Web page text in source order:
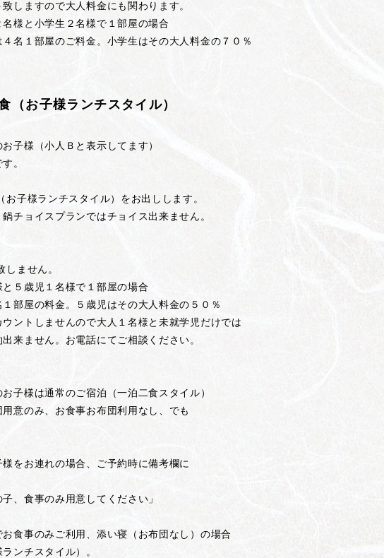
ますので大人料金にも関わります。
２名様で１部屋の場合
金。小学生はその大人料金の７０％
（お子様ランチスタイル）
子様（小人Ｂと表示してます）
。
子様ランチスタイル）をお出しします。
プランではチョイス出来ません。
ません。
１名様で１部屋の場合
。５歳児はその大人料金の５０％
んので大人１名様と未就学児だけでは
お電話にてご相談ください。
子様は通常のご宿泊（一泊二食スタイル）
意のみ、お食事お布団利用なし、でも
をお連れの場合、ご予約時に備考欄に
食事のみ用意してください」
食事のみご利用、添い寝（お布団なし）の場合
ンチスタイル）。